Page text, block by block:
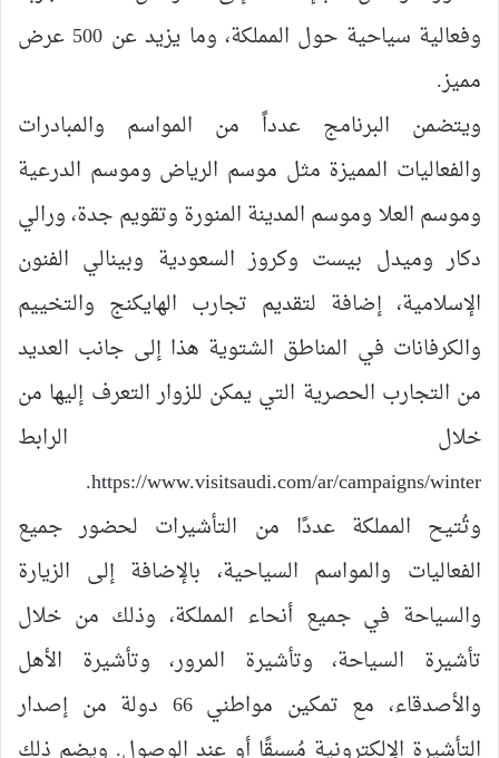
وفعالية سياحية حول المملكة، وما يزيد عن 500 عرض
مميز.
ويتضمن البرنامج عدداً من المواسم والمبادرات
والفعاليات المميزة مثل موسم الرياض وموسم الدرعية
وموسم العلا وموسم المدينة المنورة وتقويم جدة، ورالي
دكار وميدل بيست وكروز السعودية وبينالي الفنون
الإسلامية، إضافة لتقديم تجارب الهايكنج والتخييم
والكرفانات في المناطق الشتوية هذا إلى جانب العديد
من التجارب الحصرية التي يمكن للزوار التعرف إليها من
خلال الرابط
https://www.visitsaudi.com/ar/campaigns/winter.
وتُتيح المملكة عددًا من التأشيرات لحضور جميع
الفعاليات والمواسم السياحية، بالإضافة إلى الزيارة
والسياحة في جميع أنحاء المملكة، وذلك من خلال
تأشيرة السياحة، وتأشيرة المرور، وتأشيرة الأهل
والأصدقاء، مع تمكين مواطني 66 دولة من إصدار